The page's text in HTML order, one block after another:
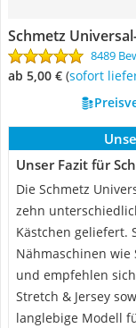
Schmetz
8489
ab 5,00 € ( Sofort
Unser Fazit für
Die Schmetz
zehn
Kästchen geliefert.
Nähmaschinen
und empfehlen
Stretch & Jersey
langlebige Modell